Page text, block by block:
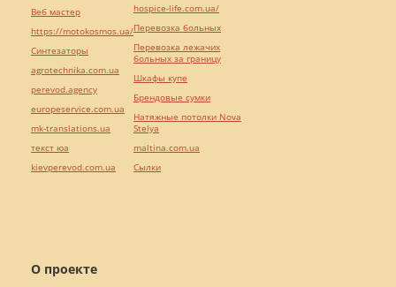
О проекте
Веб мастер
https://motokosmos.ua/
Синтезаторы
agrotechnika.com.ua
perevod.agency
europeservice.com.ua
mk-translations.ua
текст юа
kievperevod.com.ua
hospice-life.com.ua/
Перевозка больных
Перевозка лежачих
больных за границу
Шкафы купе
Брендовые сумки
Натяжные потолки Nova
Stelya
maltina.com.ua
Cылки